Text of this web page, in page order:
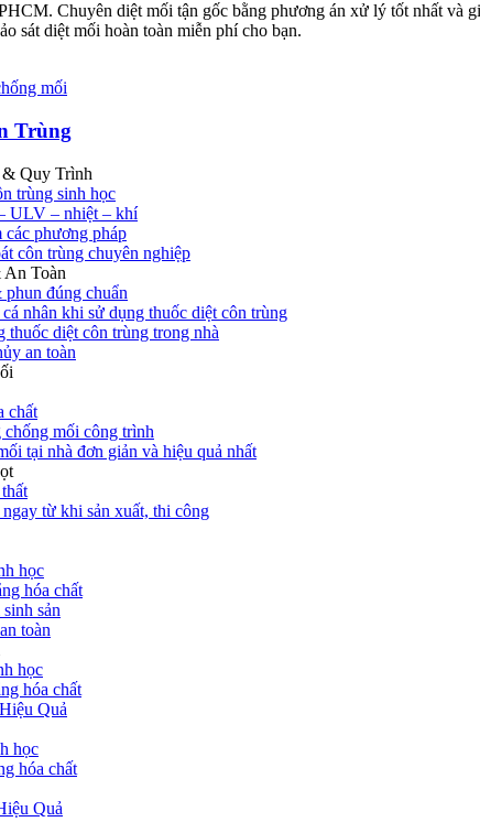
Chuyên diệt mối tận gốc bằng phương án xử lý tốt nhất và
sát diệt mối hoàn toàn miễn phí cho bạn.
mối
Trùng
Quy Trình
trùng sinh học
ULV – nhiệt – khí
phương pháp
côn trùng chuyên nghiệp
Toàn
đúng chuẩn
nhân khi sử dụng thuốc diệt côn trùng
diệt côn trùng trong nhà
an toàn
chất
chống mối công trình
tại nhà đơn giản và hiệu quả nhất
từ khi sản xuất, thi công
học
hóa chất
sản
toàn
học
hóa chất
Quả
học
hóa chất
Quả